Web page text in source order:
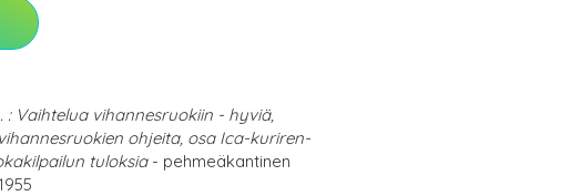
: Vaihtelua vihannesruokiin - hyviä,
ohjeita, osa Ica-kuriren-
tuloksia- pehmeäkantinen